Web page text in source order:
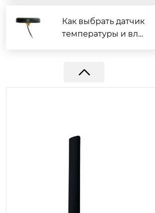
Как выбрать датчик
температуры и вла